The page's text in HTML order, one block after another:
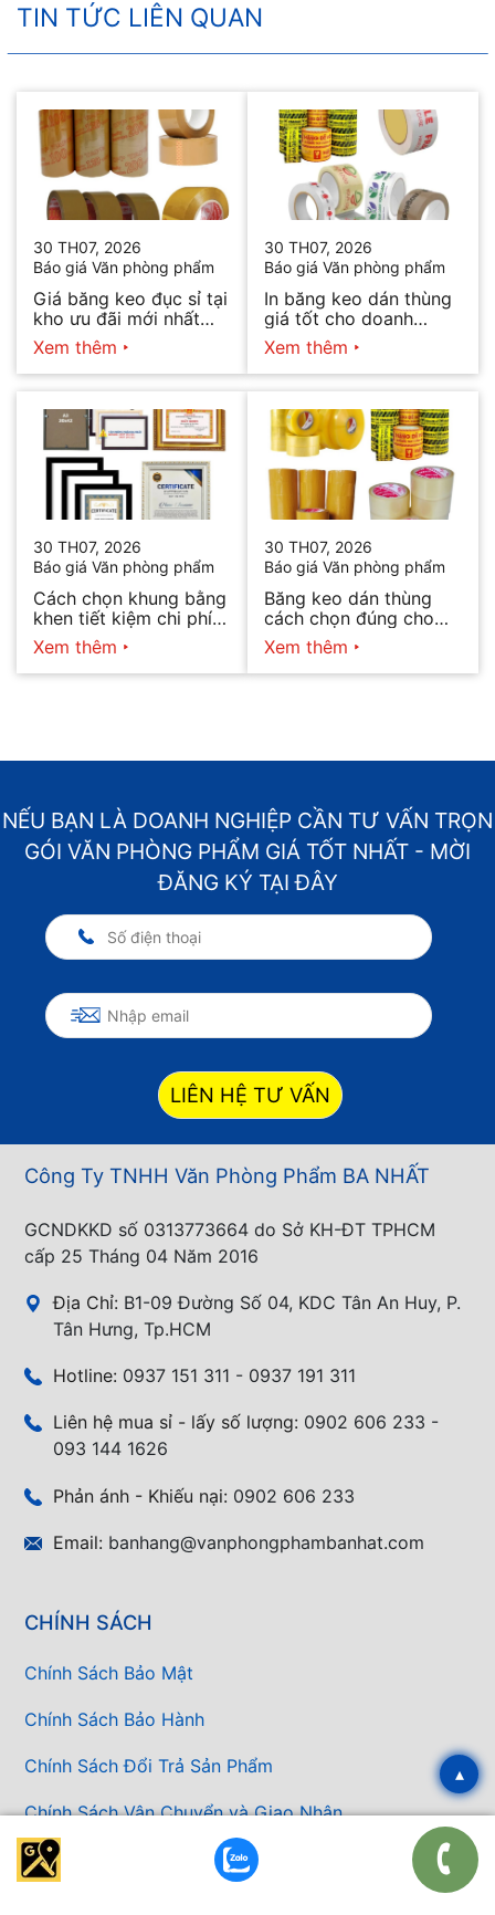
TIN TỨC LIÊN QUAN
30 TH07, 2026
Báo giá Văn phòng phẩm
Giá băng keo đục sỉ tại
kho ưu đãi mới nhất
2026
Xem thêm
30 TH07, 2026
Báo giá Văn phòng phẩm
In băng keo dán thùng
giá tốt cho doanh
nghiệp bán hàng
Xem thêm
30 TH07, 2026
Báo giá Văn phòng phẩm
Cách chọn khung bằng
khen tiết kiệm chi phí
mà vẫn đẹp
Xem thêm
30 TH07, 2026
Báo giá Văn phòng phẩm
Băng keo dán thùng
cách chọn đúng cho
từng nhu cầu
Xem thêm
NẾU BẠN LÀ DOANH NGHIỆP CẦN TƯ VẤN TRỌN
GÓI VĂN PHÒNG PHẨM GIÁ TỐT NHẤT - MỜI
ĐĂNG KÝ TẠI ĐÂY
LIÊN HỆ TƯ VẤN
Công Ty TNHH Văn Phòng Phẩm BA NHẤT
GCNDKKD số 0313773664 do Sở KH-ĐT TPHCM
cấp 25 Tháng 04 Năm 2016
Địa Chỉ: B1-09 Đường Số 04, KDC Tân An Huy, P.
Tân Hưng, Tp.HCM
Hotline: 0937 151 311 - 0937 191 311
Liên hệ mua sỉ - lấy số lượng: 0902 606 233 -
093 144 1626
Phản ánh - Khiếu nại: 0902 606 233
Email: banhang@vanphongphambanhat.com
CHÍNH SÁCH
Chính Sách Bảo Mật
Chính Sách Bảo Hành
Chính Sách Đổi Trả Sản Phẩm
Chính Sách Vận Chuyển và Giao Nhận
Bảng Báo Giá Văn Phòng Phẩm
▴